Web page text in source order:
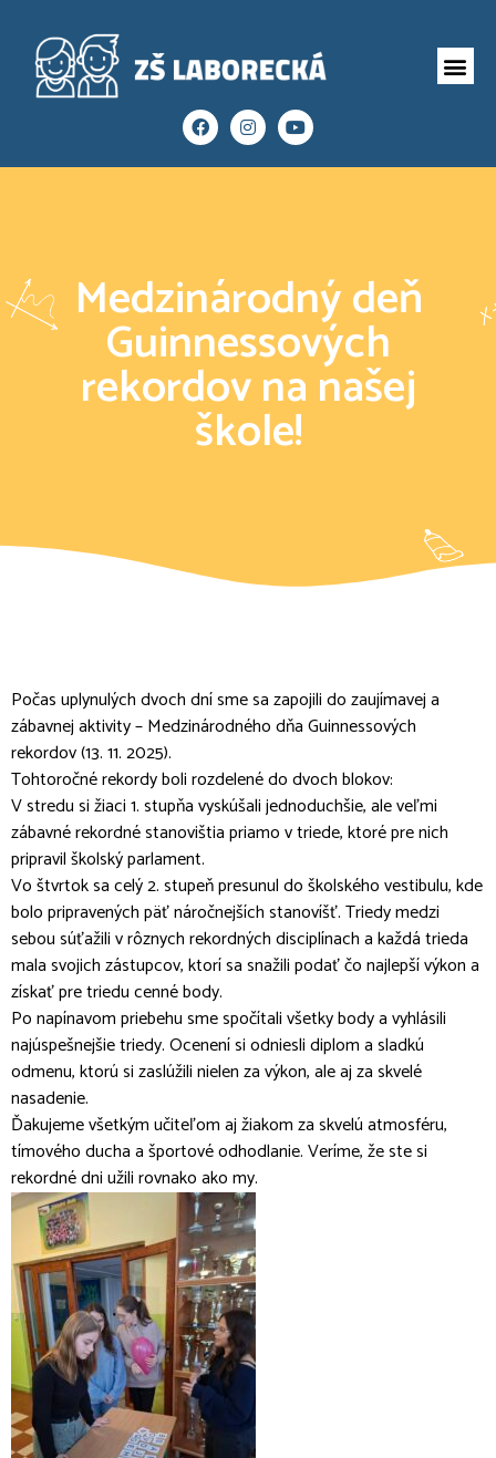
Medzinárodný deň
Guinnessových
rekordov na našej
škole!
Počas uplynulých dvoch dní sme sa zapojili do zaujímavej a
zábavnej aktivity – Medzinárodného dňa Guinnessových
rekordov (13. 11. 2025).
Tohtoročné rekordy boli rozdelené do dvoch blokov:
V stredu si žiaci 1. stupňa vyskúšali jednoduchšie, ale veľmi
zábavné rekordné stanovištia priamo v triede, ktoré pre nich
pripravil školský parlament.
Vo štvrtok sa celý 2. stupeň presunul do školského vestibulu, kde
bolo pripravených päť náročnejších stanovíšť. Triedy medzi
sebou súťažili v rôznych rekordných disciplínach a každá trieda
mala svojich zástupcov, ktorí sa snažili podať čo najlepší výkon a
získať pre triedu cenné body.
Po napínavom priebehu sme spočítali všetky body a vyhlásili
najúspešnejšie triedy. Ocenení si odniesli diplom a sladkú
odmenu, ktorú si zaslúžili nielen za výkon, ale aj za skvelé
nasadenie.
Ďakujeme všetkým učiteľom aj žiakom za skvelú atmosféru,
tímového ducha a športové odhodlanie. Veríme, že ste si
rekordné dni užili rovnako ako my.